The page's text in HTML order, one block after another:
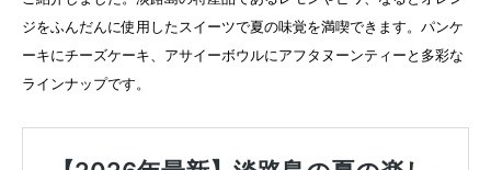
ジをふんだんに使用したスイーツで夏の味覚を満喫できます。パンケ
ーキにチーズケーキ、アサイーボウルにアフタヌーンティーと多彩な
ラインナップです。